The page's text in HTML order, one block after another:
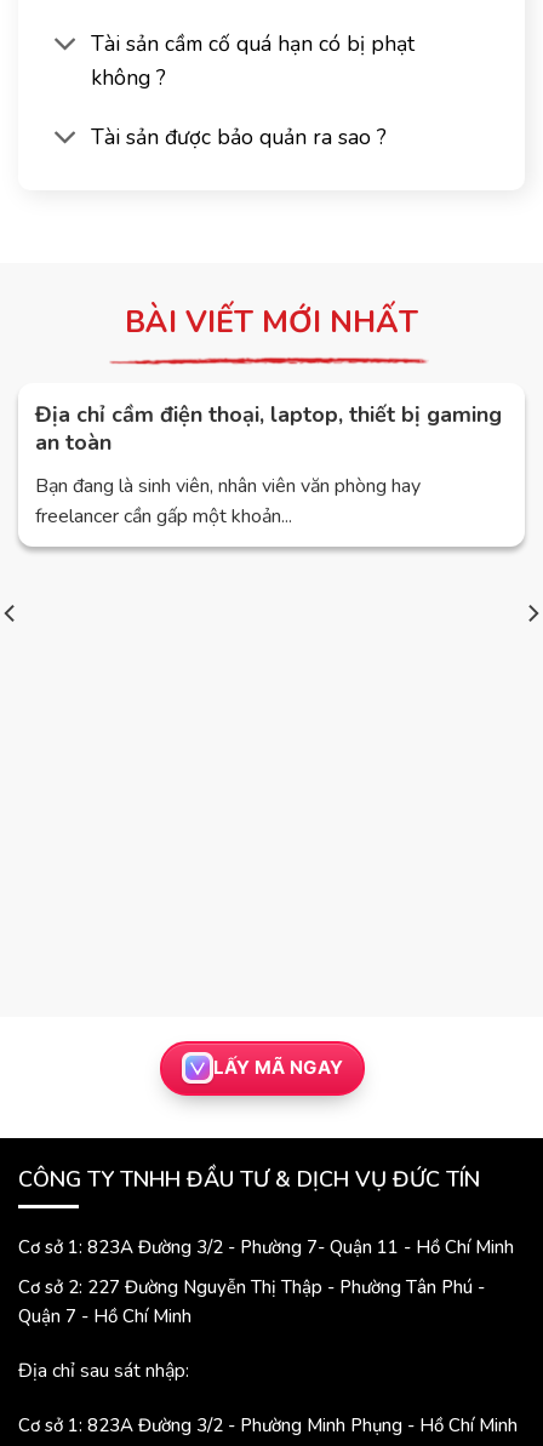
Tài sản cầm cố quá hạn có bị phạt
không ?
Tài sản được bảo quản ra sao ?
BÀI VIẾT MỚI NHẤT
Địa chỉ cầm điện thoại, laptop, thiết bị gaming
an toàn
Bạn đang là sinh viên, nhân viên văn phòng hay
freelancer cần gấp một khoản...
LẤY MÃ NGAY
CÔNG TY TNHH ĐẦU TƯ & DỊCH VỤ ĐỨC TÍN
Cơ sở 1: 823A Đường 3/2 - Phường 7- Quận 11 - Hồ Chí Minh
Cơ sở 2: 227 Đường Nguyễn Thị Thập - Phường Tân Phú -
Quận 7 - Hồ Chí Minh
Địa chỉ sau sát nhập:
Cơ sở 1: 823A Đường 3/2 - Phường Minh Phụng - Hồ Chí Minh